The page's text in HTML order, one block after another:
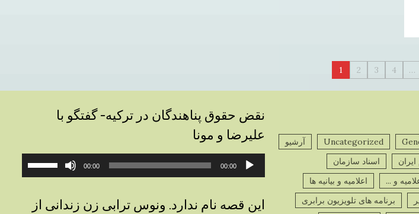
1 2 3 4 …
Uncategorized
آرشیو
اسناد سازمان
و ...
اعلامیه و بیانیه ها
برنامه های تلویزیون برابری
نقض حقوق پناهندگان در ترکیه- گفتگو با
علیرضا و مونا
پخش‌کننده
صوت
00:00
00:00
این قصه نام ندارد. ونوس ترابی زن زندانی از